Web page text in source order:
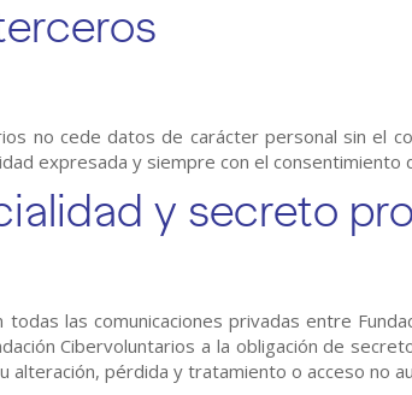
no cede datos de carácter personal sin el
expresada y siempre con el consentimiento
y secreto
las comunicaciones privadas entre
Cibervoluntarios a la obligación de
alteración, pérdida y tratamiento o acceso no